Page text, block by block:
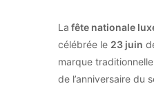
La fête nationale
célébrée le 23 juin
marque
de l’anniversaire du